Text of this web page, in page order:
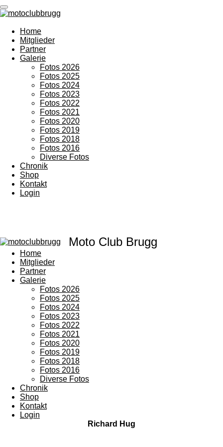
Zum
Hauptinhalt
springen
Home
Mitglieder
Partner
Galerie
Fotos 2026
Fotos 2025
Fotos 2024
Fotos 2023
Fotos 2022
Fotos 2021
Fotos 2020
Fotos 2019
Fotos 2018
Fotos 2016
Diverse Fotos
Chronik
Shop
Kontakt
Login
Moto Club Brugg
Home
Mitglieder
Partner
Galerie
Fotos 2026
Fotos 2025
Fotos 2024
Fotos 2023
Fotos 2022
Fotos 2021
Fotos 2020
Fotos 2019
Fotos 2018
Fotos 2016
Diverse Fotos
Chronik
Shop
Kontakt
Login
Richard Hug